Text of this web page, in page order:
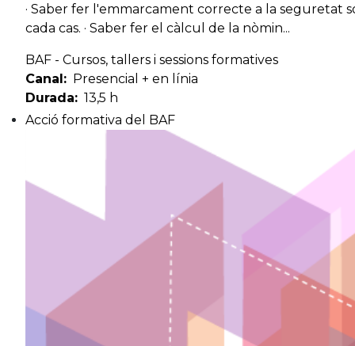
· Saber fer l'emmarcament correcte a la seguretat
cada cas. · Saber fer el càlcul de la nòmin...
BAF - Cursos, tallers i sessions formatives
Canal
Presencial + en línia
Durada
13,5 h
Acció formativa del BAF